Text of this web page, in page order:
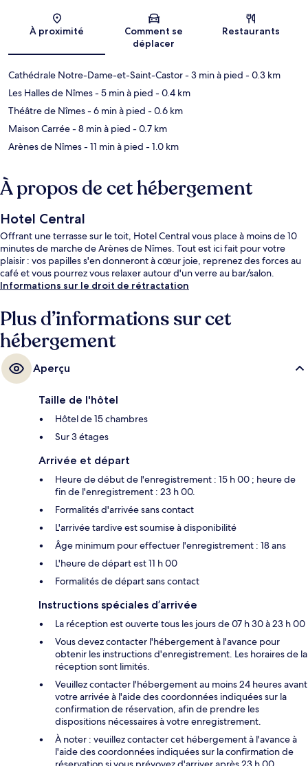
Carte
À proximité
Comment se
déplacer
Restaurants
Cathédrale Notre-Dame-et-Saint-Castor- 3 min à pied - 0.3 km
Les Halles de Nîmes- 5 min à pied - 0.4 km
Théâtre de Nîmes- 6 min à pied - 0.6 km
Maison Carrée- 8 min à pied - 0.7 km
Arènes de Nîmes- 11 min à pied - 1.0 km
À propos de cet hébergement
Hotel Central
Offrant une terrasse sur le toit, Hotel Central vous place à moins de 10
minutes de marche de Arènes de Nîmes. Tout est ici fait pour votre
plaisir : vos papilles s'en donneront à cœur joie, reprenez des forces au
café et vous pourrez vous relaxer autour d'un verre au bar/salon.
Informations sur le droit de rétractation
Plus d’informations sur cet
hébergement
Aperçu
Taille de l'hôtel
Hôtel de 15 chambres
Sur 3 étages
Arrivée et départ
Heure de début de l'enregistrement : 15 h 00 ; heure de
fin de l'enregistrement : 23 h 00.
Formalités d'arrivée sans contact
L'arrivée tardive est soumise à disponibilité
Âge minimum pour effectuer l'enregistrement : 18 ans
L'heure de départ est 11 h 00
Formalités de départ sans contact
Instructions spéciales d’arrivée
La réception est ouverte tous les jours de 07 h 30 à 23 h 00
Vous devez contacter l'hébergement à l'avance pour
obtenir les instructions d'enregistrement. Les horaires de la
réception sont limités.
Veuillez contacter l'hébergement au moins 24 heures avant
votre arrivée à l'aide des coordonnées indiquées sur la
confirmation de réservation, afin de prendre les
dispositions nécessaires à votre enregistrement.
À noter : veuillez contacter cet hébergement à l'avance à
l'aide des coordonnées indiquées sur la confirmation de